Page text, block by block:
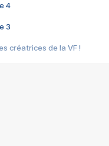
4
3
créatrices de la VF !